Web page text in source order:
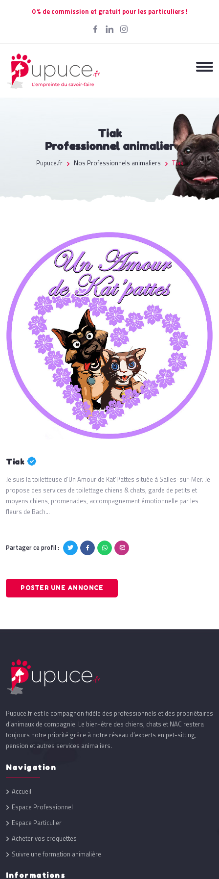
0 % de commission et gratuit pour les particuliers !
Tiak
Professionnel animalier
Pupuce.fr Nos Professionnels animaliers Tiak
Tiak
Je suis la toiletteuse d'Un Amour de Kat'Pattes située à Salles-sur-Mer. Je
propose des services de toilettage chiens & chats, garde de petits et
moyens chiens, promenades, accompagnement émotionnelle par les
fleurs de Bach...
Partager ce profil :
POSTER UNE ANNONCE
Pupuce.fr est le compagnon fidèle des professionnels et des propriétaires
d’animaux de compagnie. Le bien-être des chiens, chats et NAC restera
toujours notre priorité grâce à notre réseau d’experts en pet-sitting,
pension et autres services animaliers.
Navigation
Accueil
Espace Professionnel
Espace Particulier
Acheter vos croquettes
Suivre une formation animalière
Informations